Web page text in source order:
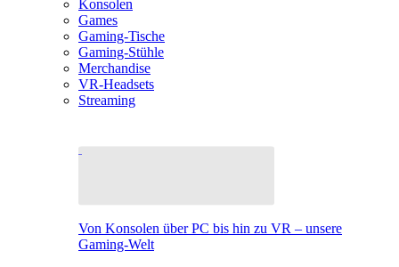
Konsolen
Games
Gaming-Tische
Gaming-Stühle
Merchandise
VR-Headsets
Streaming
Von Konsolen über PC bis hin zu VR – unsere
Gaming-Welt